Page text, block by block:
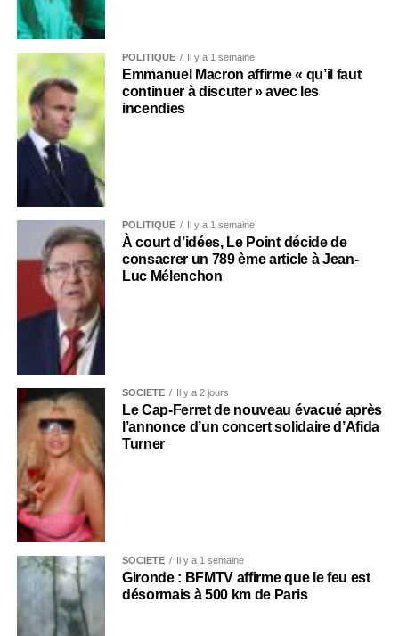
POLITIQUE Il y a 1 semaine
Emmanuel Macron affirme « qu’il faut
continuer à discuter » avec les
incendies
POLITIQUE Il y a 1 semaine
À court d’idées, Le Point décide de
consacrer un 789 ème article à Jean-
Luc Mélenchon
SOCIÉTÉ Il y a 2 jours
Le Cap-Ferret de nouveau évacué après
l’annonce d’un concert solidaire d’Afida
Turner
SOCIÉTÉ Il y a 1 semaine
Gironde : BFMTV affirme que le feu est
désormais à 500 km de Paris